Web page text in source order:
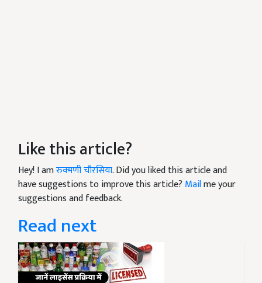
Like this article?
Hey! I amरुक्मणी चौरसिया. Did you liked this article and
have suggestions to improve this article? Mailme your
suggestions and feedback.
Read next